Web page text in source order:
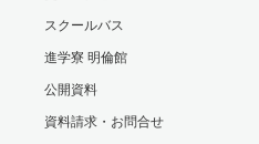
スクールバス
進学寮 明倫館
公開資料
資料請求・お問合せ